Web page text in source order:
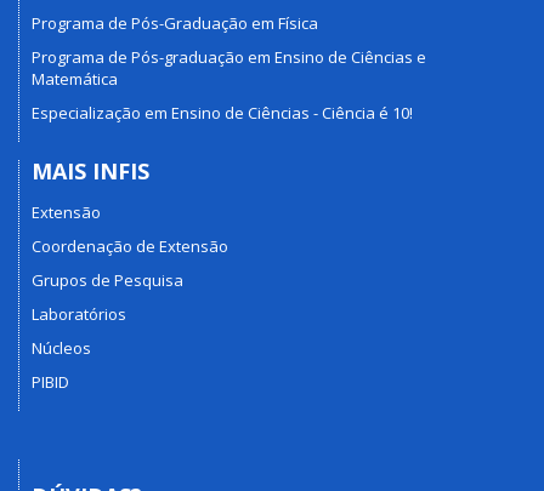
Programa de Pós-Graduação em Física
Programa de Pós-graduação em Ensino de Ciências e
Matemática
Especialização em Ensino de Ciências - Ciência é 10!
MAIS INFIS
Extensão
Coordenação de Extensão
Grupos de Pesquisa
Laboratórios
Núcleos
PIBID